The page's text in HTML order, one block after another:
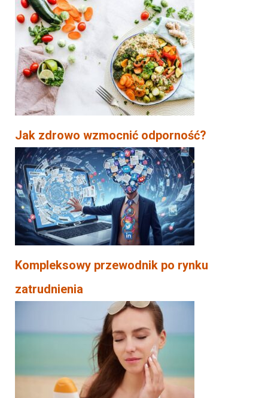
Jak zdrowo wzmocnić odporność?
Kompleksowy przewodnik po rynku
zatrudnienia